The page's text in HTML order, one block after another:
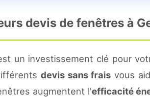
devis de fenêtres à
un investissement clé pour
devis sans frais vous
augmentent l'efficacité